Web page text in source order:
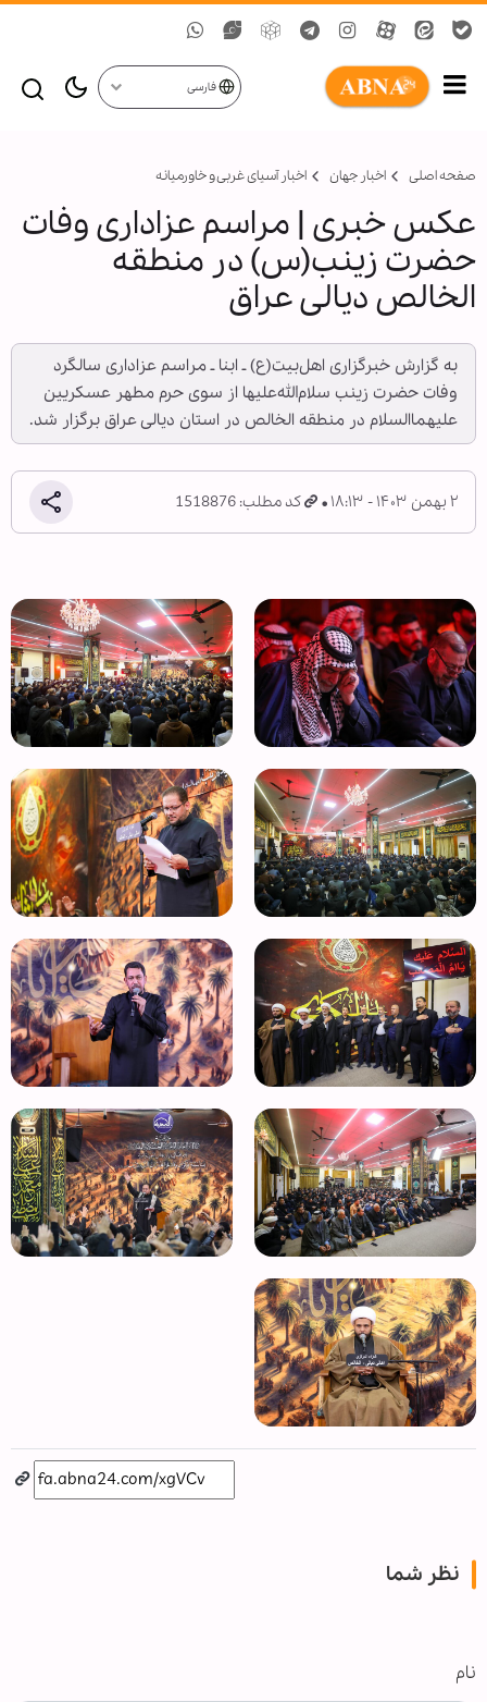
فارسی
صفحه اصلی اخبار جهان اخبار آسیای غربی و خاورمیانه
عکس خبری | مراسم عزاداری وفات
حضرت زینب(س) در منطقه
الخالص دیالی عراق
به گزارش خبرگزاری اهل‌بیت(ع) ـ ابنا ـ مراسم عزاداری سالگرد
وفات حضرت زینب سلام‌الله‌علیها از سوی حرم مطهر عسکریین
علیهماالسلام در منطقه الخالص در استان دیالی عراق برگزار شد.
۲ بهمن ۱۴۰۳ - ۱۸:۱۳ کد مطلب: 1518876
نظر شما
نام